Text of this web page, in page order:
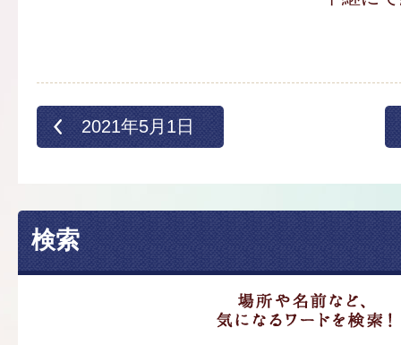
2021年5月1日
検索